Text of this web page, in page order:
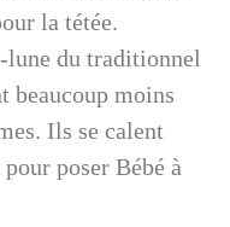
la tétée.
du traditionnel
beaucoup moins
Ils se calent
poser Bébé à